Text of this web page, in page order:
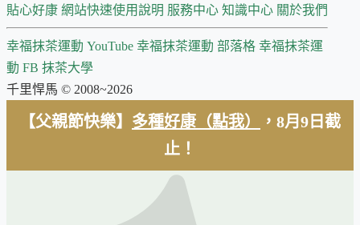
貼心好康 網站快速使用說明 服務中心 知識中心 關於我們
幸福抹茶運動 YouTube 幸福抹茶運動 部落格 幸福抹茶運
動 FB 抹茶大學
千里悍馬 © 2008~2026
【父親節快樂】 多種好康（點我）
，8月9日截
止！